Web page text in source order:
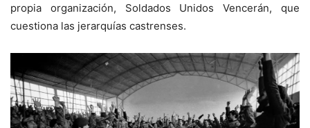
propia organización, Soldados Unidos Vencerán, que
cuestiona las jerarquías castrenses.